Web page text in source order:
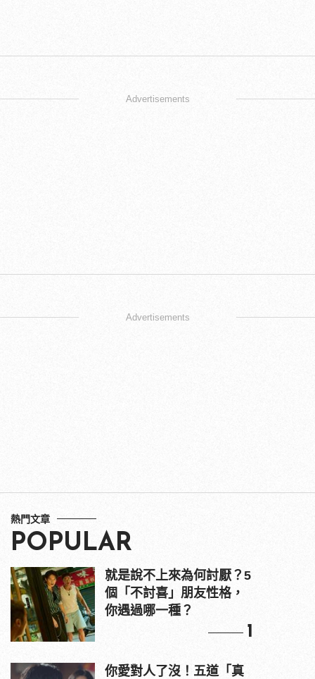
Advertisements
Advertisements
熱門文章
POPULAR
就是說不上來為何討厭？5
個「不討喜」朋友性格，
你遇過哪一種？
1
你愛對人了沒！五道「真